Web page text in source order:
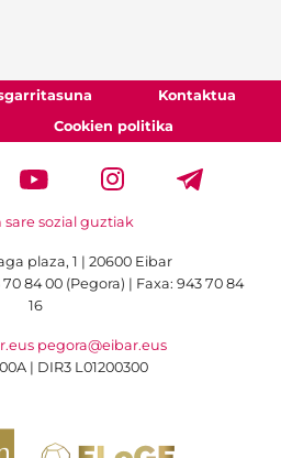
Kontaktua
Cookien politika
sare sozial guztiak
plaza, 1 | 20600 Eibar
84 00 (Pegora) | Faxa: 943 70 84
16
pegora@eibar.eus
| DIR3 L01200300